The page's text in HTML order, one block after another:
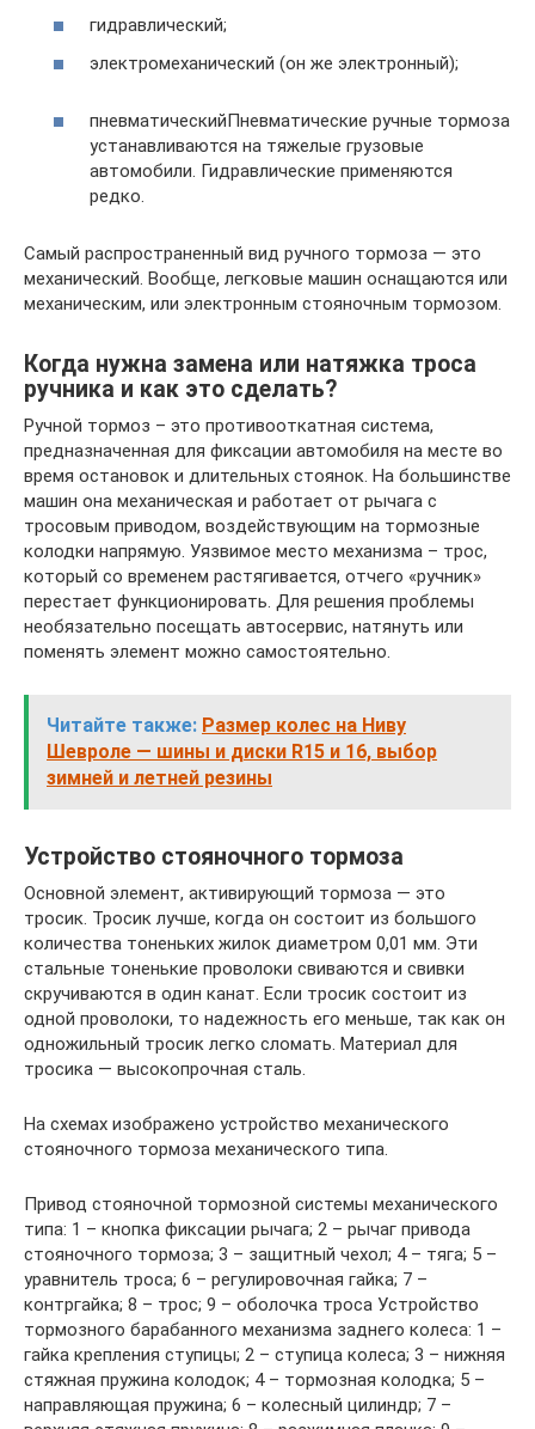
гидравлический;
электромеханический (он же электронный);
пневматическийПневматические ручные тормоза
устанавливаются на тяжелые грузовые
автомобили. Гидравлические применяются
редко.
Самый распространенный вид ручного тормоза — это
механический. Вообще, легковые машин оснащаются или
механическим, или электронным стояночным тормозом.
Когда нужна замена или натяжка троса
ручника и как это сделать?
Ручной тормоз – это противооткатная система,
предназначенная для фиксации автомобиля на месте во
время остановок и длительных стоянок. На большинстве
машин она механическая и работает от рычага с
тросовым приводом, воздействующим на тормозные
колодки напрямую. Уязвимое место механизма – трос,
который со временем растягивается, отчего «ручник»
перестает функционировать. Для решения проблемы
необязательно посещать автосервис, натянуть или
поменять элемент можно самостоятельно.
Читайте также: Размер колес на Ниву
Шевроле — шины и диски R15 и 16, выбор
зимней и летней резины
Устройство стояночного тормоза
Основной элемент, активирующий тормоза — это
тросик. Тросик лучше, когда он состоит из большого
количества тоненьких жилок диаметром 0,01 мм. Эти
стальные тоненькие проволоки свиваются и свивки
скручиваются в один канат. Если тросик состоит из
одной проволоки, то надежность его меньше, так как он
одножильный тросик легко сломать. Материал для
тросика — высокопрочная сталь.
На схемах изображено устройство механического
стояночного тормоза механического типа.
Привод стояночной тормозной системы механического
типа: 1 – кнопка фиксации рычага; 2 – рычаг привода
стояночного тормоза; 3 – защитный чехол; 4 – тяга; 5 –
уравнитель троса; 6 – регулировочная гайка; 7 –
контргайка; 8 – трос; 9 – оболочка троса Устройство
тормозного барабанного механизма заднего колеса: 1 –
гайка крепления ступицы; 2 – ступица колеса; 3 – нижняя
стяжная пружина колодок; 4 – тормозная колодка; 5 –
направляющая пружина; 6 – колесный цилиндр; 7 –